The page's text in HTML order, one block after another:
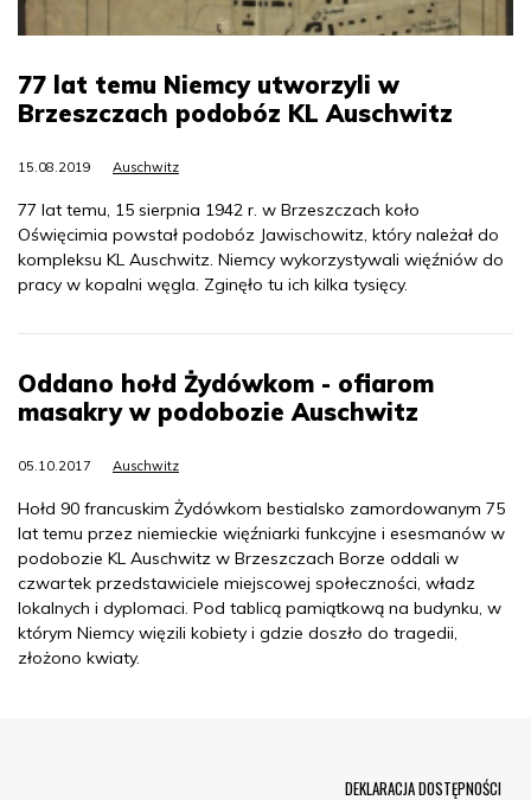
77 lat temu Niemcy utworzyli w
Brzeszczach podobóz KL Auschwitz
15.08.2019 Auschwitz
77 lat temu, 15 sierpnia 1942 r. w Brzeszczach koło
Oświęcimia powstał podobóz Jawischowitz, który należał do
kompleksu KL Auschwitz. Niemcy wykorzystywali więźniów do
pracy w kopalni węgla. Zginęło tu ich kilka tysięcy.
Oddano hołd Żydówkom - ofiarom
masakry w podobozie Auschwitz
05.10.2017 Auschwitz
Hołd 90 francuskim Żydówkom bestialsko zamordowanym 75
lat temu przez niemieckie więźniarki funkcyjne i esesmanów w
podobozie KL Auschwitz w Brzeszczach Borze oddali w
czwartek przedstawiciele miejscowej społeczności, władz
lokalnych i dyplomaci. Pod tablicą pamiątkową na budynku, w
którym Niemcy więzili kobiety i gdzie doszło do tragedii,
złożono kwiaty.
DEKLARACJA DOSTĘPNOŚCI